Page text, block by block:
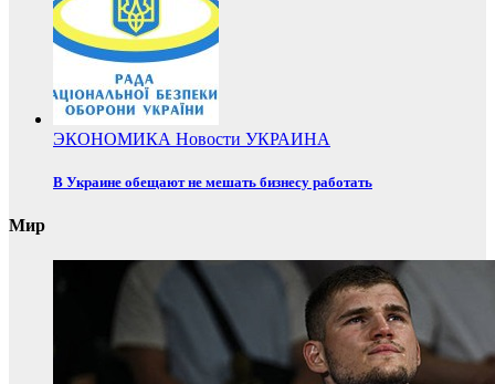
ЭКОНОМИКА Новости УКРАИНА
В Украине обещают не мешать бизнесу работать
Мир